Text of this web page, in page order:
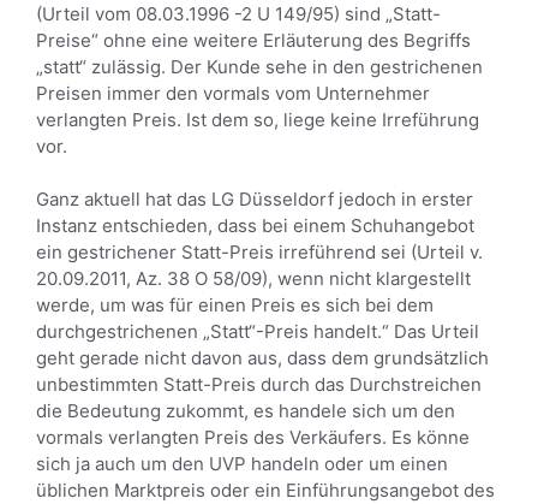
(Urteil vom 08.03.1996 -2 U 149/95) sind „Statt-
Preise“ ohne eine weitere Erläuterung des Begriffs
„statt“ zulässig. Der Kunde sehe in den gestrichenen
Preisen immer den vormals vom Unternehmer
verlangten Preis. Ist dem so, liege keine Irreführung
vor.
Ganz aktuell hat das LG Düsseldorf jedoch in erster
Instanz entschieden, dass bei einem Schuhangebot
ein gestrichener Statt-Preis irreführend sei (Urteil v.
20.09.2011, Az. 38 O 58/09), wenn nicht klargestellt
werde, um was für einen Preis es sich bei dem
durchgestrichenen „Statt“-Preis handelt.“ Das Urteil
geht gerade nicht davon aus, dass dem grundsätzlich
unbestimmten Statt-Preis durch das Durchstreichen
die Bedeutung zukommt, es handele sich um den
vormals verlangten Preis des Verkäufers. Es könne
sich ja auch um den UVP handeln oder um einen
üblichen Marktpreis oder ein Einführungsangebot des